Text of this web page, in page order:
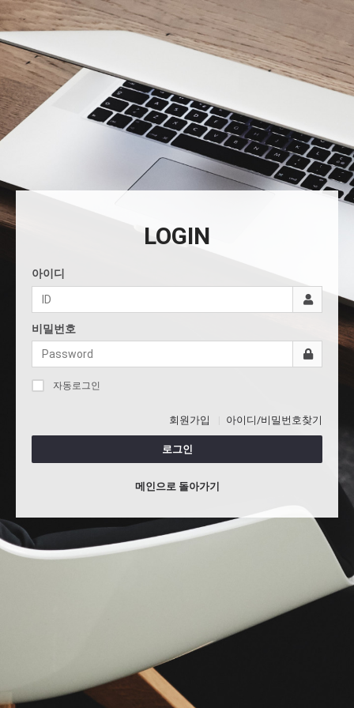
LOGIN
아이디
비밀번호
자동로그인
회원가입 아이디/비밀번호찾기
로그인
메인으로 돌아가기